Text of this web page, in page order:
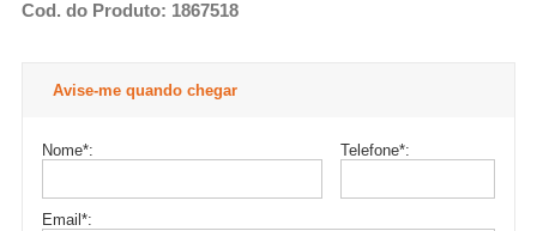
Cod. do Produto: 1867518
Avise-me quando chegar
Nome*: Telefone*:
Email *: